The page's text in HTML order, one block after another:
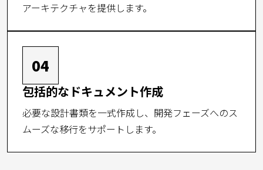
アーキテクチャを提供します。
04
包括的なドキュメント作成
必要な設計書類を一式作成し、開発フェーズへのス
ムーズな移行をサポートします。